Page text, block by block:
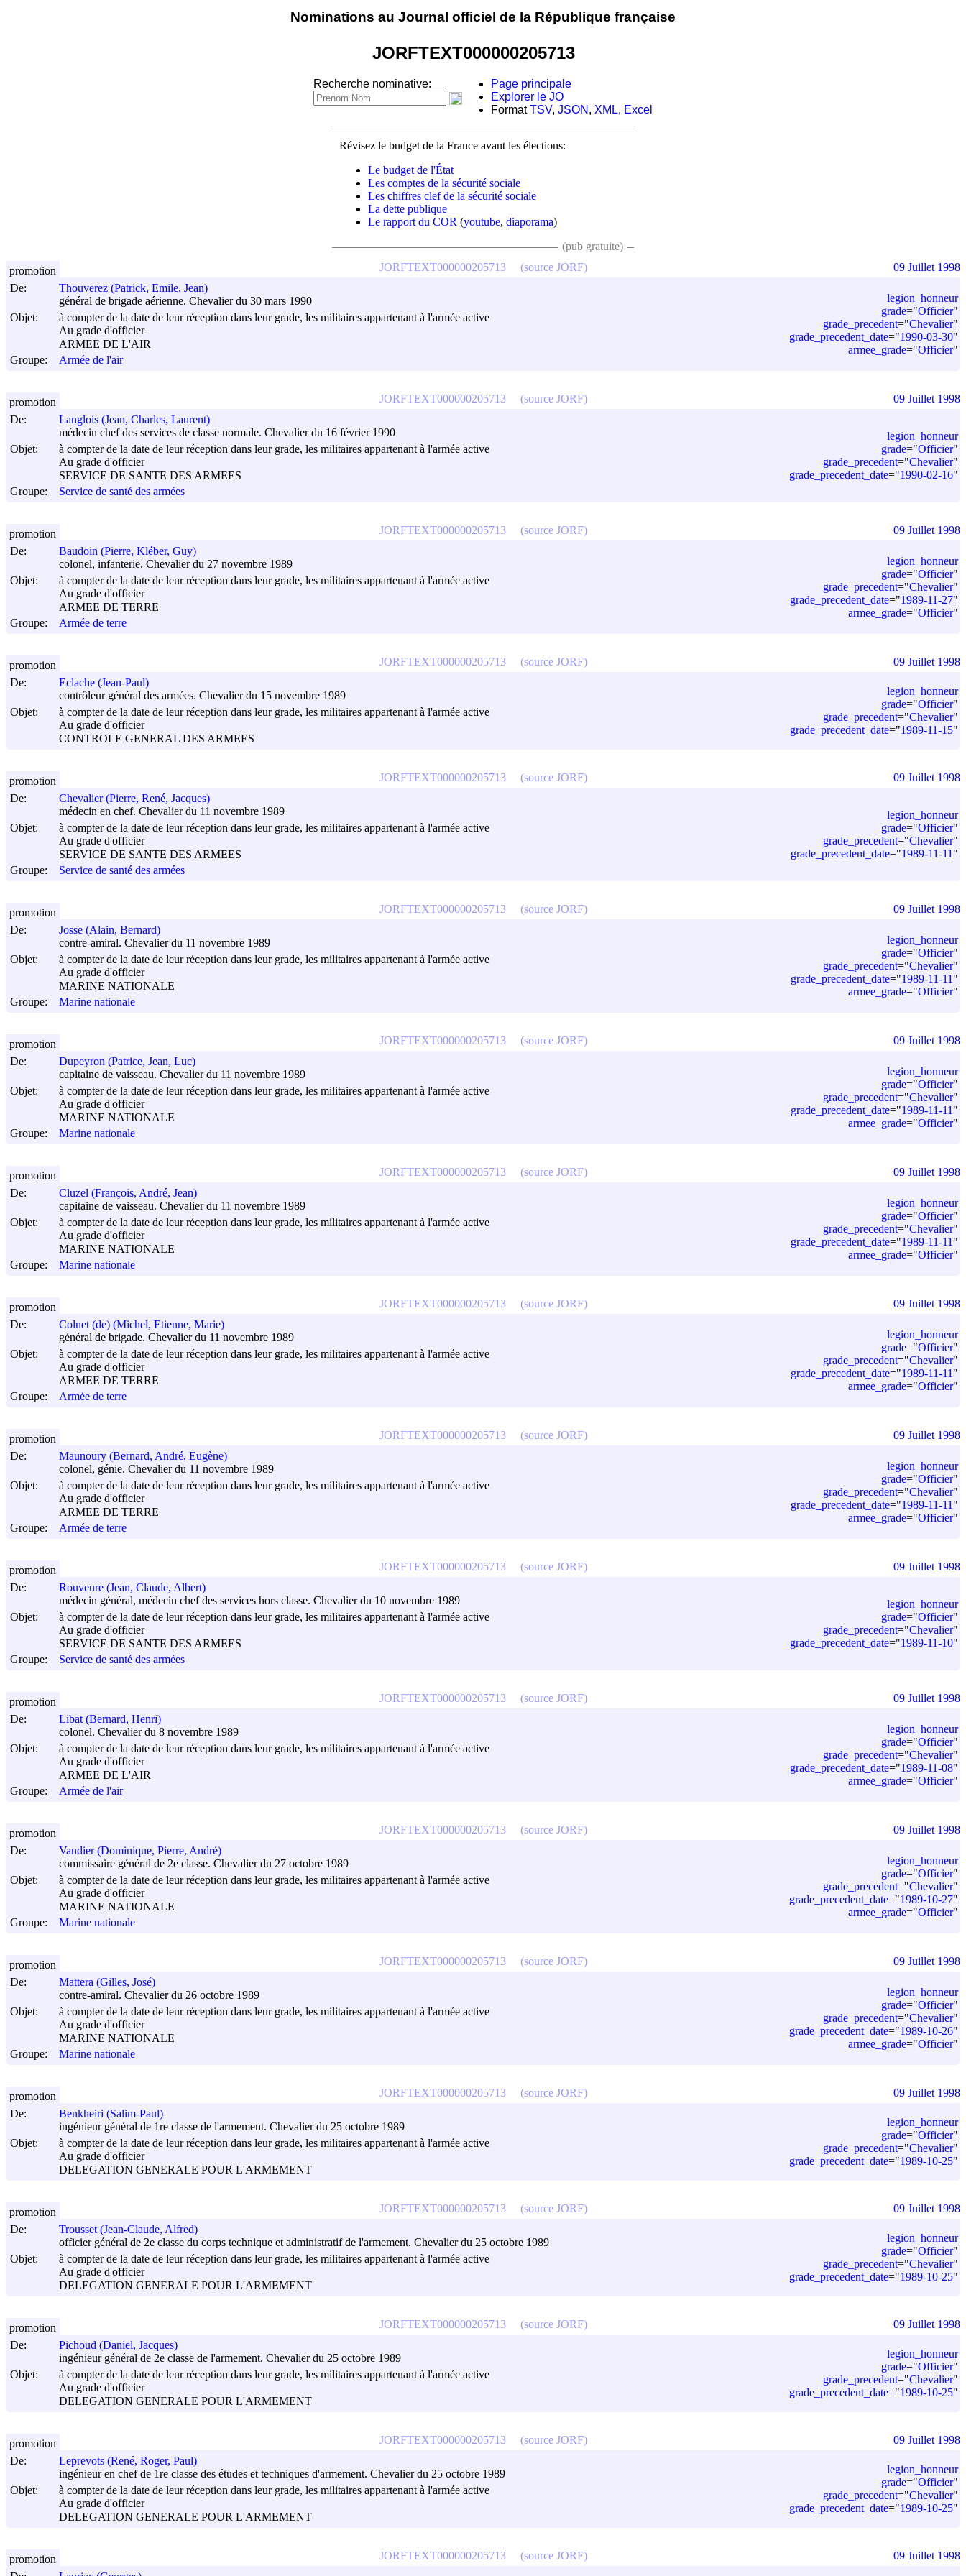
Nominations au Journal officiel de la République française
JORFTEXT000000205713
Recherche nominative:
Page principale
Explorer le JO
FormatTSV, JSON , XML, Excel
Révisez le budget de la France avant les élections:
Le budget de l'État
Les comptes de la sécurité sociale
Les chiffres clef de la sécurité sociale
La dette publique
Le rapport du COR (youtube, diaporama)
(pub gratuite)
De:
Thouverez (Patrick, Emile, Jean)
général de brigade aérienne. Chevalier du 30 mars 1990
Objet:
à compter de la date de leur réception dans leur grade, les militaires appartenant à l'armée active
Au grade d'officier
ARMEE DE L'AIR
Groupe:
Armée de l'air
legion_honneur
grade="Officier"
grade_precedent="Chevalier"
grade_precedent_date="1990-03-30"
armee_grade="Officier"
JORFTEXT000000205713 (source JORF)
promotion 09 Juillet 1998
De:
Langlois (Jean, Charles, Laurent)
médecin chef des services de classe normale. Chevalier du 16 février 1990
Objet:
à compter de la date de leur réception dans leur grade, les militaires appartenant à l'armée active
Au grade d'officier
SERVICE DE SANTE DES ARMEES
Groupe:
Service de santé des armées
legion_honneur
grade="Officier"
grade_precedent="Chevalier"
grade_precedent_date="1990-02-16"
JORFTEXT000000205713 (source JORF)
promotion 09 Juillet 1998
De:
Baudoin (Pierre, Kléber, Guy)
colonel, infanterie. Chevalier du 27 novembre 1989
Objet:
à compter de la date de leur réception dans leur grade, les militaires appartenant à l'armée active
Au grade d'officier
ARMEE DE TERRE
Groupe:
Armée de terre
legion_honneur
grade="Officier"
grade_precedent="Chevalier"
grade_precedent_date="1989-11-27"
armee_grade="Officier"
JORFTEXT000000205713 (source JORF)
promotion 09 Juillet 1998
De:
Eclache (Jean-Paul)
contrôleur général des armées. Chevalier du 15 novembre 1989
Objet:
à compter de la date de leur réception dans leur grade, les militaires appartenant à l'armée active
Au grade d'officier
CONTROLE GENERAL DES ARMEES
legion_honneur
grade="Officier"
grade_precedent="Chevalier"
grade_precedent_date="1989-11-15"
JORFTEXT000000205713 (source JORF)
promotion 09 Juillet 1998
De:
Chevalier (Pierre, René, Jacques)
médecin en chef. Chevalier du 11 novembre 1989
Objet:
à compter de la date de leur réception dans leur grade, les militaires appartenant à l'armée active
Au grade d'officier
SERVICE DE SANTE DES ARMEES
Groupe:
Service de santé des armées
legion_honneur
grade="Officier"
grade_precedent="Chevalier"
grade_precedent_date="1989-11-11 "
JORFTEXT000000205713 (source JORF)
promotion 09 Juillet 1998
De:
Josse (Alain, Bernard)
contre-amiral. Chevalier du 11 novembre 1989
Objet:
à compter de la date de leur réception dans leur grade, les militaires appartenant à l'armée active
Au grade d'officier
MARINE NATIONALE
Groupe:
Marine nationale
legion_honneur
grade="Officier"
grade_precedent="Chevalier"
grade_precedent_date="1989-11-11 "
armee_grade="Officier"
JORFTEXT000000205713 (source JORF)
promotion 09 Juillet 1998
De:
Dupeyron (Patrice, Jean, Luc)
capitaine de vaisseau. Chevalier du 11 novembre 1989
Objet:
à compter de la date de leur réception dans leur grade, les militaires appartenant à l'armée active
Au grade d'officier
MARINE NATIONALE
Groupe:
Marine nationale
legion_honneur
grade="Officier"
grade_precedent="Chevalier"
grade_precedent_date="1989-11-11 "
armee_grade="Officier"
JORFTEXT000000205713 (source JORF)
promotion 09 Juillet 1998
De:
Cluzel (François, André, Jean)
capitaine de vaisseau. Chevalier du 11 novembre 1989
Objet:
à compter de la date de leur réception dans leur grade, les militaires appartenant à l'armée active
Au grade d'officier
MARINE NATIONALE
Groupe:
Marine nationale
legion_honneur
grade="Officier"
grade_precedent="Chevalier"
grade_precedent_date="1989-11-11 "
armee_grade="Officier"
JORFTEXT000000205713 (source JORF)
promotion 09 Juillet 1998
De:
Colnet (de) (Michel, Etienne, Marie)
général de brigade. Chevalier du 11 novembre 1989
Objet:
à compter de la date de leur réception dans leur grade, les militaires appartenant à l'armée active
Au grade d'officier
ARMEE DE TERRE
Groupe:
Armée de terre
legion_honneur
grade="Officier"
grade_precedent="Chevalier"
grade_precedent_date="1989-11-11 "
armee_grade="Officier"
JORFTEXT000000205713 (source JORF)
promotion 09 Juillet 1998
De:
Maunoury (Bernard, André, Eugène)
colonel, génie. Chevalier du 11 novembre 1989
Objet:
à compter de la date de leur réception dans leur grade, les militaires appartenant à l'armée active
Au grade d'officier
ARMEE DE TERRE
Groupe:
Armée de terre
legion_honneur
grade="Officier"
grade_precedent="Chevalier"
grade_precedent_date="1989-11-11 "
armee_grade="Officier"
JORFTEXT000000205713 (source JORF)
promotion 09 Juillet 1998
De:
Rouveure (Jean, Claude, Albert)
médecin général, médecin chef des services hors classe. Chevalier du 10 novembre 1989
Objet:
à compter de la date de leur réception dans leur grade, les militaires appartenant à l'armée active
Au grade d'officier
SERVICE DE SANTE DES ARMEES
Groupe:
Service de santé des armées
legion_honneur
grade="Officier"
grade_precedent="Chevalier"
grade_precedent_date="1989-11-10"
JORFTEXT000000205713 (source JORF)
promotion 09 Juillet 1998
De:
Libat (Bernard, Henri)
colonel. Chevalier du 8 novembre 1989
Objet:
à compter de la date de leur réception dans leur grade, les militaires appartenant à l'armée active
Au grade d'officier
ARMEE DE L'AIR
Groupe:
Armée de l'air
legion_honneur
grade="Officier"
grade_precedent="Chevalier"
grade_precedent_date="1989-11-08"
armee_grade="Officier"
JORFTEXT000000205713 (source JORF)
promotion 09 Juillet 1998
De:
Vandier (Dominique, Pierre, André)
commissaire général de 2e classe. Chevalier du 27 octobre 1989
Objet:
à compter de la date de leur réception dans leur grade, les militaires appartenant à l'armée active
Au grade d'officier
MARINE NATIONALE
Groupe:
Marine nationale
legion_honneur
grade="Officier"
grade_precedent="Chevalier"
grade_precedent_date="1989-10-27"
armee_grade="Officier"
JORFTEXT000000205713 (source JORF)
promotion 09 Juillet 1998
De:
Mattera (Gilles, José)
contre-amiral. Chevalier du 26 octobre 1989
Objet:
à compter de la date de leur réception dans leur grade, les militaires appartenant à l'armée active
Au grade d'officier
MARINE NATIONALE
Groupe:
Marine nationale
legion_honneur
grade="Officier"
grade_precedent="Chevalier"
grade_precedent_date="1989-10-26"
armee_grade="Officier"
JORFTEXT000000205713 (source JORF)
promotion 09 Juillet 1998
De:
Benkheiri (Salim-Paul)
ingénieur général de 1re classe de l'armement. Chevalier du 25 octobre 1989
Objet:
à compter de la date de leur réception dans leur grade, les militaires appartenant à l'armée active
Au grade d'officier
DELEGATION GENERALE POUR L'ARMEMENT
legion_honneur
grade="Officier"
grade_precedent="Chevalier"
grade_precedent_date="1989-10-25"
JORFTEXT000000205713 (source JORF)
promotion 09 Juillet 1998
De:
Trousset (Jean-Claude, Alfred)
officier général de 2e classe du corps technique et administratif de l'armement. Chevalier du 25 octobre 1989
Objet:
à compter de la date de leur réception dans leur grade, les militaires appartenant à l'armée active
Au grade d'officier
DELEGATION GENERALE POUR L'ARMEMENT
legion_honneur
grade="Officier"
grade_precedent="Chevalier"
grade_precedent_date="1989-10-25"
JORFTEXT000000205713 (source JORF)
promotion 09 Juillet 1998
De:
Pichoud (Daniel, Jacques)
ingénieur général de 2e classe de l'armement. Chevalier du 25 octobre 1989
Objet:
à compter de la date de leur réception dans leur grade, les militaires appartenant à l'armée active
Au grade d'officier
DELEGATION GENERALE POUR L'ARMEMENT
legion_honneur
grade="Officier"
grade_precedent="Chevalier"
grade_precedent_date="1989-10-25"
JORFTEXT000000205713 (source JORF)
promotion 09 Juillet 1998
De:
Leprevots (René, Roger, Paul)
ingénieur en chef de 1re classe des études et techniques d'armement. Chevalier du 25 octobre 1989
Objet:
à compter de la date de leur réception dans leur grade, les militaires appartenant à l'armée active
Au grade d'officier
DELEGATION GENERALE POUR L'ARMEMENT
legion_honneur
grade="Officier"
grade_precedent="Chevalier"
grade_precedent_date="1989-10-25"
JORFTEXT000000205713 (source JORF)
promotion 09 Juillet 1998
JORFTEXT000000205713 (source JORF)
promotion 09 Juillet 1998